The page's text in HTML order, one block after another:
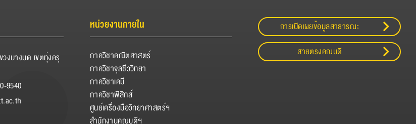
งบางมด เขตทุ่งครุ
9540
หน่วยงานภายใน
ภาควิชาคณิตศาสตร์
ภาควิชาจุลชีววิทยา
ภาควิชาเคมี
ภาควิชาฟิสิกส์
ศูนย์เครื่องมือวิทยาศาสตร์ฯ
สำนักงานคณบดีฯ
การเปิดเผยข้อมูลสาธารณะ
สายตรงคณบดี